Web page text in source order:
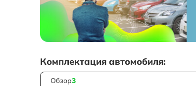
Комплектация автомобиля:
Обзор3